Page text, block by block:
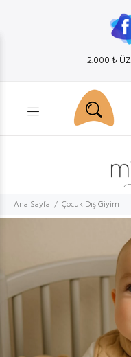
2.000 ₺
Ürün arama...
Ana Sayfa Çocuk Dış Giyim